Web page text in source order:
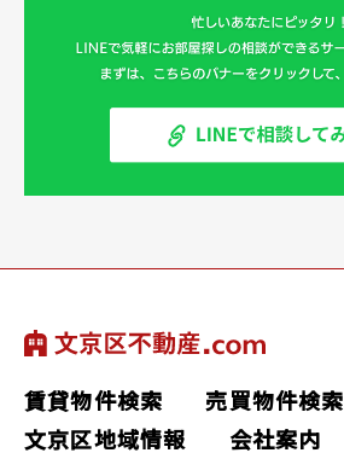
賃貸物件検索
売買物件検索
文京区地域情報
会社案内